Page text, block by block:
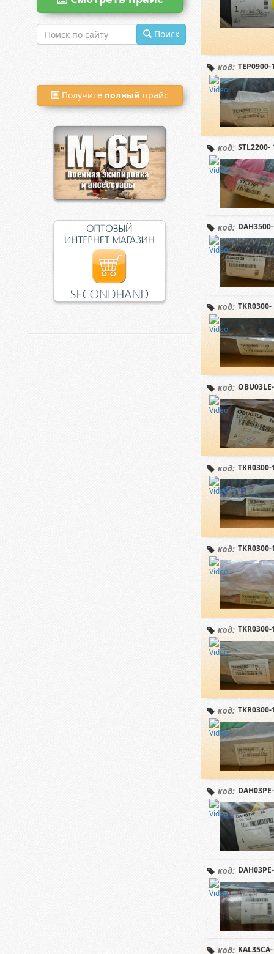
Поиск
Получите полный прайс
код: TEP0900-
код: STL2200-
код:
код:
код:
код:
код:
код:
код:
код:
код:
код: